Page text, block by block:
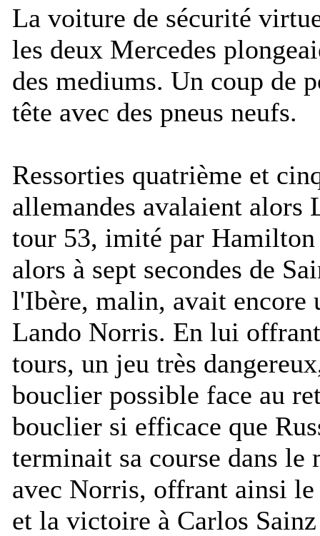
La voiture de sécurité
les deux Mercedes
des mediums. Un coup de
tête avec des pneus neufs.
Ressorties quatrième et
allemandes avalaient alors
tour 53, imité par
alors à sept secondes de
l'Ibère, malin, avait encore
Lando Norris. En lui
tours, un jeu très
bouclier possible face au
bouclier si efficace que
terminait sa course dans
avec Norris, offrant ainsi
et la victoire à Carlos